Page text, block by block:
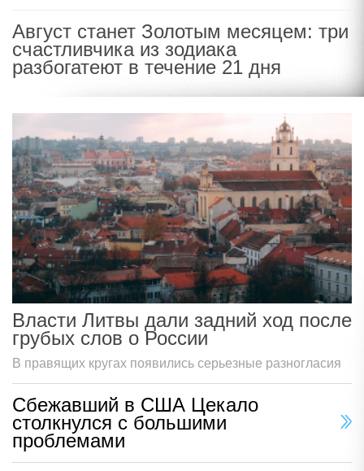
Август станет Золотым месяцем: три
счастливчика из зодиака
разбогатеют в течение 21 дня
Власти Литвы дали задний ход после
грубых слов о России
В правящих кругах появились серьезные разногласия
Сбежавший в США Цекало
столкнулся с большими
проблемами